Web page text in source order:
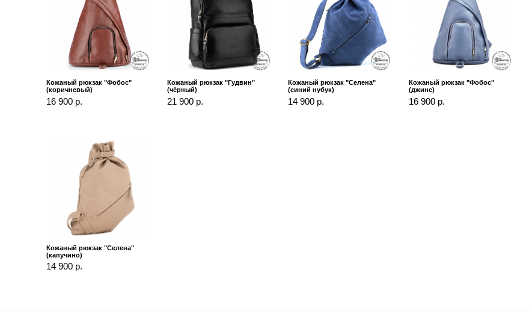
Кожаный рюкзак "Фобос"
(коричневый)
16 900 р.
Кожаный рюкзак "Гудвин"
(чёрный)
21 900 р.
Кожаный рюкзак "Селена"
(синий нубук)
14 900 р.
Кожаный рюкзак "Фобос"
(джинс)
16 900 р.
Кожаный рюкзак "Селена"
(капучино)
14 900 р.